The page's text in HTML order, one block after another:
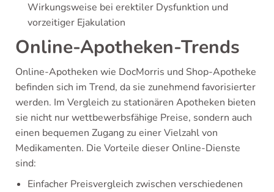
Wirkungsweise bei erektiler Dysfunktion und
vorzeitiger Ejakulation
Online-Apotheken-Trends
Online-Apotheken wie DocMorris und Shop-Apotheke
befinden sich im Trend, da sie zunehmend favorisierter
werden. Im Vergleich zu stationären Apotheken bieten
sie nicht nur wettbewerbsfähige Preise, sondern auch
einen bequemen Zugang zu einer Vielzahl von
Medikamenten. Die Vorteile dieser Online-Dienste
sind:
Einfacher Preisvergleich zwischen verschiedenen